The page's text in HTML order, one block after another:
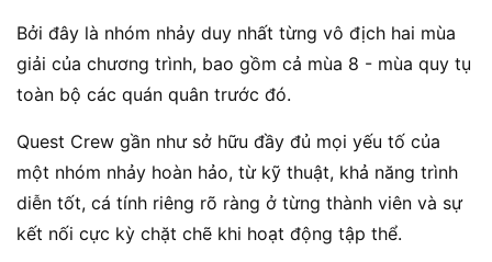
Bởi đây là nhóm nhảy duy nhất từng vô địch hai mùa
giải của chương trình, bao gồm cả mùa 8 - mùa quy tụ
toàn bộ các quán quân trước đó.
Quest Crew gần như sở hữu đầy đủ mọi yếu tố của
một nhóm nhảy hoàn hảo, từ kỹ thuật, khả năng trình
diễn tốt, cá tính riêng rõ ràng ở từng thành viên và sự
kết nối cực kỳ chặt chẽ khi hoạt động tập thể.